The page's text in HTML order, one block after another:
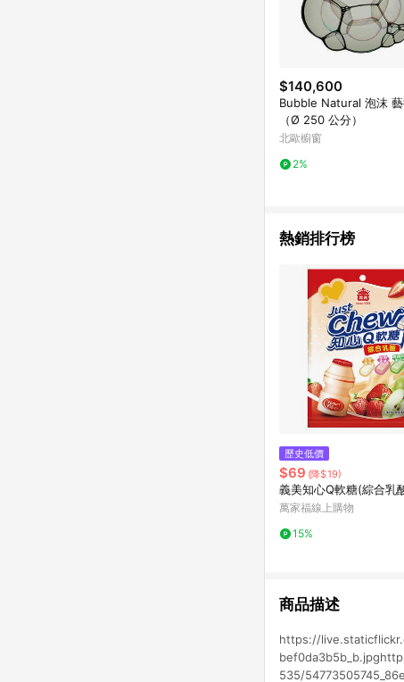
$140,600
Bubble Natural 泡沫
（Ø 250 公分）
北歐櫥窗
2%
熱銷排行榜
歷史低價
$69 (降$19)
義美知心Q軟糖(綜合乳
萬家福線上購物
15%
商品描述
https://
535/